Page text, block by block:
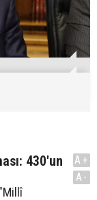
430'un
A+
A-